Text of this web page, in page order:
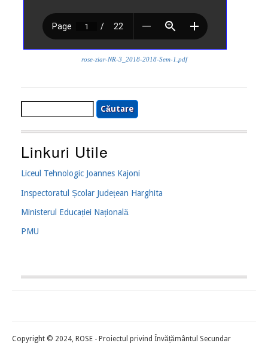
rose-ziar-NR-3_2018-2018-Sem-1.pdf
Linkuri Utile
Liceul Tehnologic Joannes Kajoni
Inspectoratul Școlar Județean Harghita
Ministerul Educației Națională
PMU
Copyright © 2024, ROSE - Proiectul privind Învățământul Secundar